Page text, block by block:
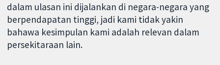
dalam ulasan ini dijalankan di negara-negara yang
berpendapatan tinggi, jadi kami tidak yakin
bahawa kesimpulan kami adalah relevan dalam
persekitaraan lain.